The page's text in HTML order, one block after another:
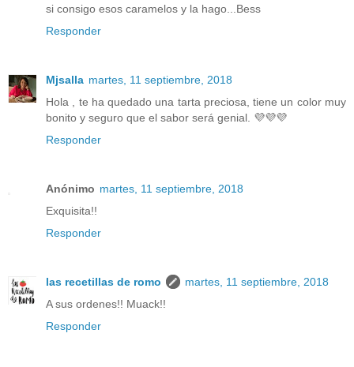
si consigo esos caramelos y la hago...Bess
Responder
Mjsalla martes, 11 septiembre, 2018
Hola , te ha quedado una tarta preciosa, tiene un color muy
bonito y seguro que el sabor será genial. 💜💜💜
Responder
Anónimo martes, 11 septiembre, 2018
Exquisita!!
Responder
las recetillas de romo
martes, 11 septiembre, 2018
A sus ordenes!! Muack!!
Responder